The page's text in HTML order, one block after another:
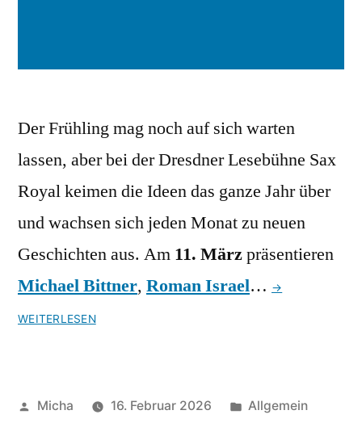
Der Frühling mag noch auf sich warten
lassen, aber bei der Dresdner Lesebühne Sax
Royal keimen die Ideen das ganze Jahr über
und wachsen sich jeden Monat zu neuen
Geschichten aus. Am 11. Märzpräsentieren
Michael Bittner, Roman Israel… →
WEITERLESEN
Veröffentlicht
Micha 16. Februar 2026
Veröffentlicht
Allgemein